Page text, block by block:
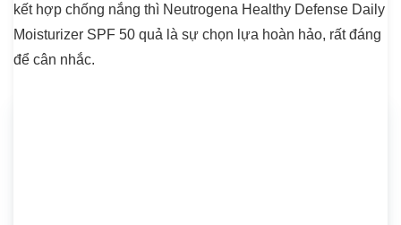
kết hợp chống nắng thì Neutrogena Healthy Defense Daily
Moisturizer SPF 50 quả là sự chọn lựa hoàn hảo, rất đáng
để cân nhắc.